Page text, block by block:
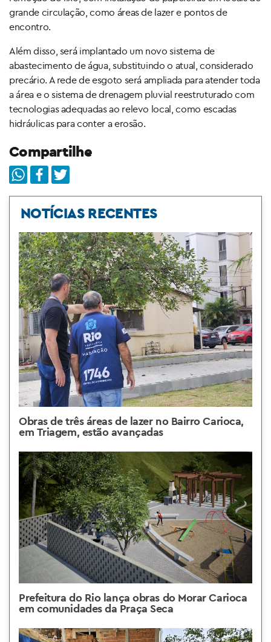
grande circulação, como áreas de lazer e pontos de
encontro.
Além disso, será implantado um novo sistema de
abastecimento de água, substituindo o atual, considerado
precário. A rede de esgoto será ampliada para atender toda
a área e o sistema de drenagem pluvial reestruturado com
tecnologias adequadas ao relevo local, como escadas
hidráulicas para conter a erosão.
Compartilhe
NOTÍCIAS RECENTES
Obras de três áreas de lazer no Bairro Carioca,
em Triagem, estão avançadas
Prefeitura do Rio lança obras do Morar Carioca
em comunidades da Praça Seca